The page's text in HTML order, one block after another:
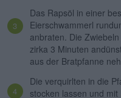
Das Rapsöl in einer
Eierschwammerl
anbraten. Die
zirka 3 Minuten
aus der Bratpfanne
Die verquirlten in die
stocken lassen und